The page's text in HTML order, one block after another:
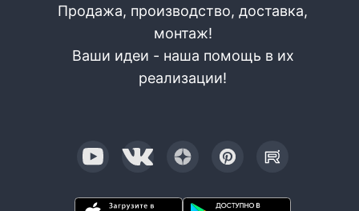
Продажа, производство, доставка,
монтаж!
Ваши идеи - наша помощь в их
реализации!